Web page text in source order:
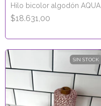
Hilo bicolor algodón AQUA
$18.631,00
SIN STOCK